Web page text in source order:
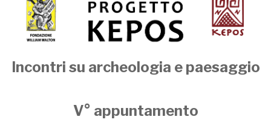
Incontri su archeologia e paesaggio
V° appuntamento